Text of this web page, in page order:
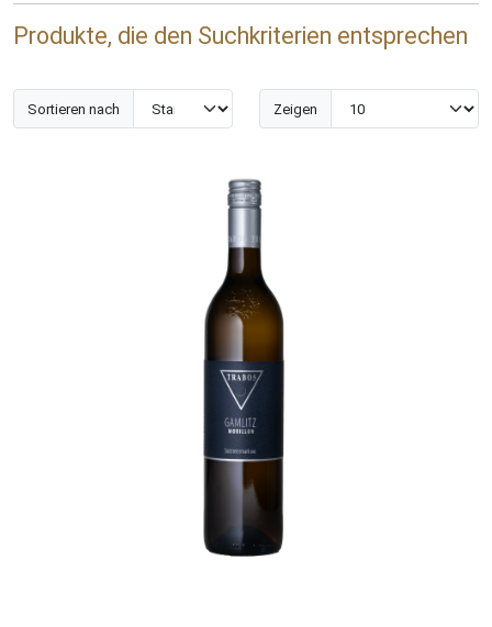
Produkte, die den Suchkriterien entsprechen
Sortieren nach Zeigen